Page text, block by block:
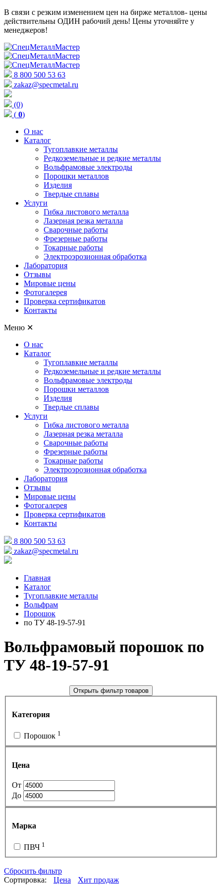
В связи с резким изменением цен на бирже металлов- цены
действительны ОДИН рабочий день! Цены уточняйте у
менеджеров!
8 800 500 53 63
zakaz@specmetal.ru
(0)
( 0)
О нас
Каталог
Тугоплавкие металлы
Редкоземельные и редкие металлы
Вольфрамовые электроды
Порошки металлов
Изделия
Твердые сплавы
Услуги
Гибка листового металла
Лазерная резка металла
Сварочные работы
Фрезерные работы
Токарные работы
Электроэрозионная обработка
Лаборатория
Отзывы
Мировые цены
Фотогалерея
Проверка сертификатов
Контакты
Меню ✕
О нас
Каталог
Тугоплавкие металлы
Редкоземельные и редкие металлы
Вольфрамовые электроды
Порошки металлов
Изделия
Твердые сплавы
Услуги
Гибка листового металла
Лазерная резка металла
Сварочные работы
Фрезерные работы
Токарные работы
Электроэрозионная обработка
Лаборатория
Отзывы
Мировые цены
Фотогалерея
Проверка сертификатов
Контакты
8 800 500 53 63
zakaz@specmetal.ru
Главная
Каталог
Тугоплавкие металлы
Вольфрам
Порошок
по ТУ 48-19-57-91
Вольфрамовый порошок по
ТУ 48-19-57-91
Открыть фильтр товаров
Категория
Порошок 1
Цена
От
До
Марка
ПВЧ 1
Сбросить фильтр
Сортировка:
Цена Хит продаж